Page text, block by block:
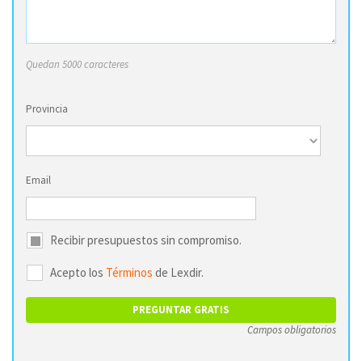
Quedan 5000 caracteres
Provincia
Email
Recibir presupuestos sin compromiso.
Acepto los Términos de Lexdir.
Campos obligatorios